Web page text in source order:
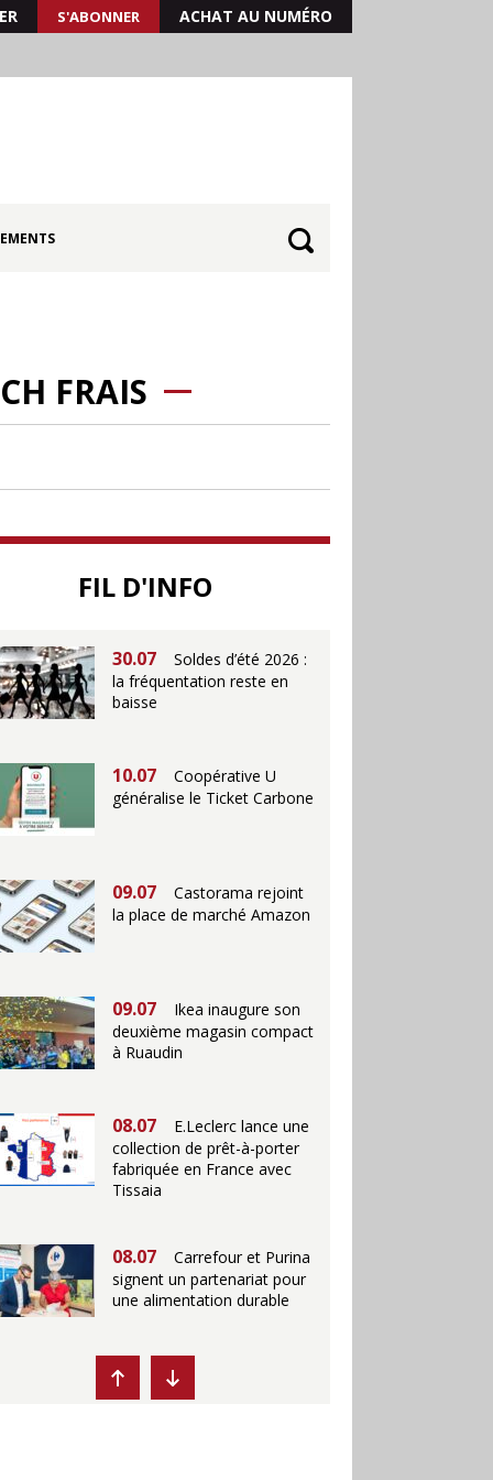
S'ABONNER ACHAT AU NUMÉRO
FRAIS
FIL D'INFO
30.06
25.06
Action ouvre un
30.07
Soldes d’été 2026 :
la fréquentation reste en
baisse
10.07
Coopérative U
généralise le Ticket Carbone
09.07
Castorama rejoint
la place de marché Amazon
09.07
Ikea inaugure son
deuxième magasin compact
à Ruaudin
08.07
E.Leclerc lance une
collection de prêt-à-porter
fabriquée en France avec
Tissaia
08.07
Carrefour et Purina
signent un partenariat pour
une alimentation durable
07.07
Ikea propose des
"Escales fraîcheur" en